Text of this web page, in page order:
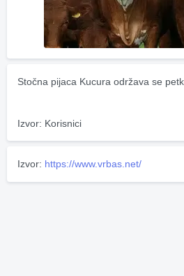
Stočna pijaca Kucura održava se
Izvor: Korisnici
Izvor: https://www.vrbas.net/